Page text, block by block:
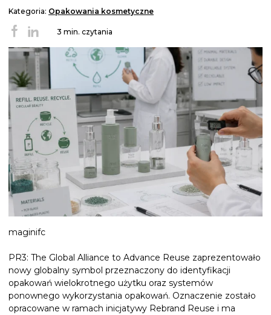
Kategoria: Opakowania kosmetyczne
3 min. czytania
maginifc
PR3: The Global Alliance to Advance Reuse zaprezentowało
nowy globalny symbol przeznaczony do identyfikacji
opakowań wielokrotnego użytku oraz systemów
ponownego wykorzystania opakowań. Oznaczenie zostało
opracowane w ramach inicjatywy Rebrand Reuse i ma